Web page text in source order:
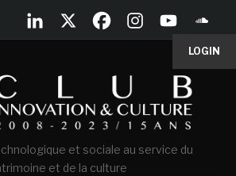
LOGIN
et sociale au service du
et de la culture